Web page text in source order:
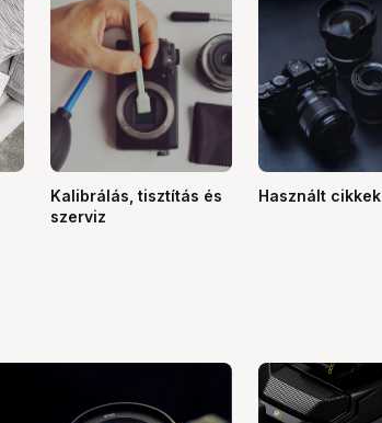
Kalibrálás, tisztítás és
szerviz
Használt cikkek